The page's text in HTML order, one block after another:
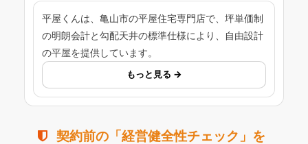
平屋くんは、亀山市の平屋住宅専門店で、坪単価制
の明朗会計と勾配天井の標準仕様により、自由設計
の平屋を提供しています。
もっと見る →
契約前の「経営健全性チェック」を